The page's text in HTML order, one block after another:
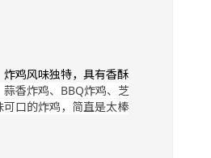
鸡风味独特，具有香酥
香炸鸡、BBQ炸鸡、芝
口的炸鸡，简直是太棒